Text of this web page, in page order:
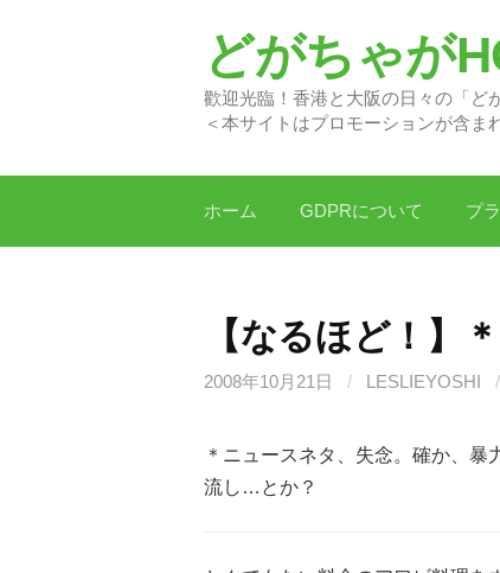
へ
どがちゃが
歡迎光臨！香港と大阪
＜本サイトはプロモーションが含ま
ホーム GDPRについて プ
【なるほど！】
2008年10月21日 / LESLIEYOSHI /
＊ニュースネタ、失念。確か、
流し…とか？